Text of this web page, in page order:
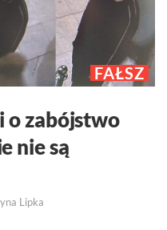
FAŁSZ
o zabójstwo
nie są
Lipka